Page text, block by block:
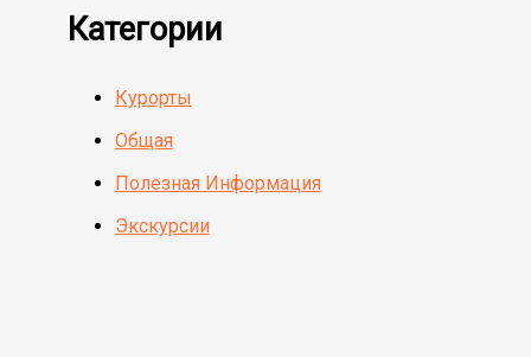
Категории
Курорты
Общая
Полезная Информация
Экскурсии